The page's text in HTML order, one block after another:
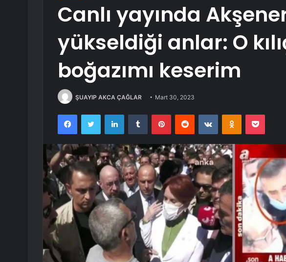
Canlı yayında
yükseldiği anlar: O
boğazımı keserim
ŞUAYIP AKCA ÇAĞLAR Mart 30, 2023
FacebookTwitter LinkedInTumblr PinterestReddit VKontakteOdnoklassniki
Pocket